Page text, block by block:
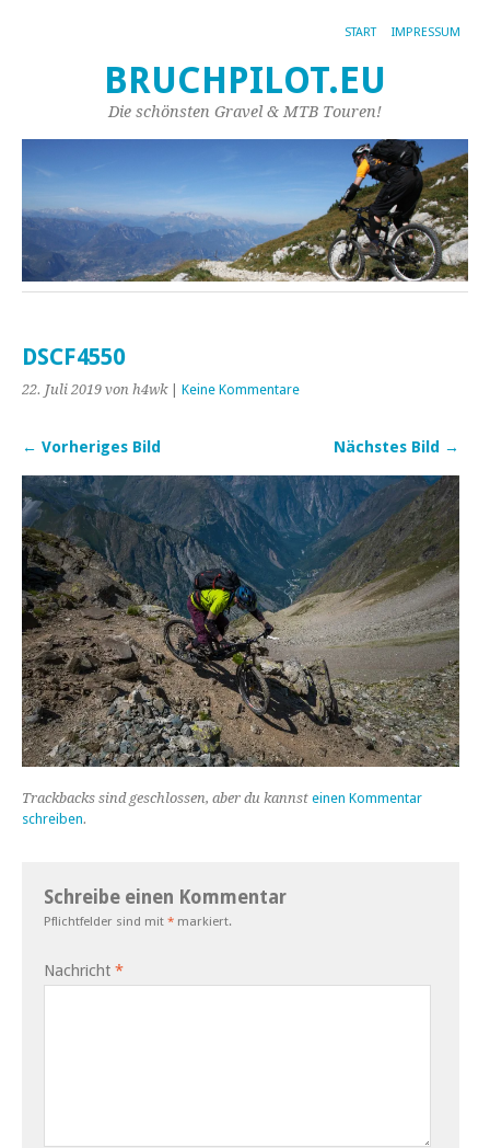
START IMPRESSUM
BRUCHPILOT.EU
Die schönsten Gravel & MTB Touren!
DSCF4550
22. Juli 2019 von h4wk| Keine Kommentare
← Vorheriges Bild Nächstes Bild →
Trackbacks sind geschlossen, aber du kannst einen Kommentar
schreiben.
Schreibe einen Kommentar
Pflichtfelder sind mit * markiert.
Nachricht *